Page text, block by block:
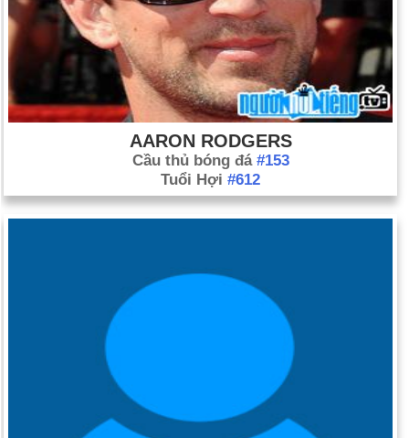
AARON RODGERS
Cầu thủ bóng đá #153
Tuổi Hợi #612